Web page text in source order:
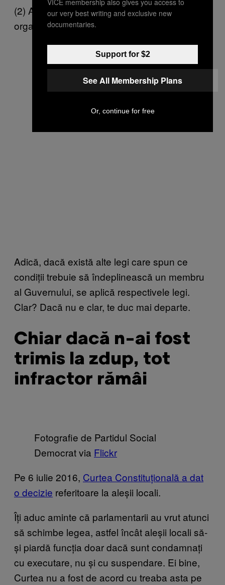
(2) Alte incompatibilităţi se stabilesc prin lege
organică.
Adică, dacă există alte legi care spun ce
condiții trebuie să îndeplinească un membru
al Guvernului, se aplică respectivele legi.
Clar? Dacă nu e clar, te duc mai departe.
Chiar dacă n-ai fost
trimis la zdup, tot
infractor rămâi
Fotografie de Partidul Social
Democrat via Flickr
Pe 6 iulie 2016, Curtea Constituțională a dat
o decizie referitoare la aleșii locali.
Îți aduc aminte că parlamentarii au vrut atunci
să schimbe legea, astfel încât aleșii locali să-
și piardă funcția doar dacă sunt condamnați
cu executare, nu și cu suspendare. Ei bine,
Curtea nu a fost de acord cu treaba asta pe
our very best writing and exclusive new
documentaries.
Support for $2
See All Membership Plans
Or, continue for free